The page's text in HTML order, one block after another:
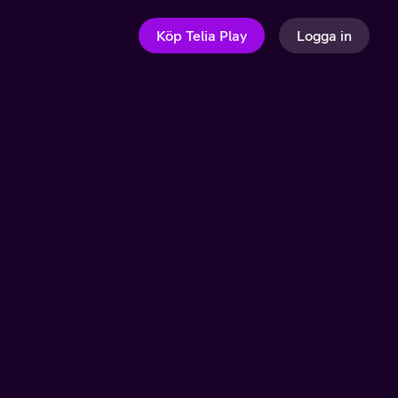
Köp Telia Play Logga in